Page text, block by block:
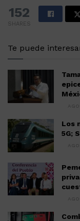
152
SHARES
Te puede
Los
5G;